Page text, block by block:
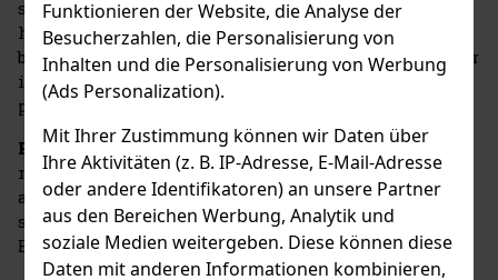
Funktionieren der Website, die Analyse der
Besucherzahlen, die Personalisierung von
Inhalten und die Personalisierung von Werbung
(Ads Personalization).
Mit Ihrer Zustimmung können wir Daten über
Ihre Aktivitäten (z. B. IP-Adresse, E-Mail-Adresse
oder andere Identifikatoren) an unsere Partner
aus den Bereichen Werbung, Analytik und
soziale Medien weitergeben. Diese können diese
Daten mit anderen Informationen kombinieren,
sich schnell einen Namen dank der Verbindung von
hochwertigen Düften, Eleganz und Innovation. Ein
bedeutender Meilenstein war auch die Einführung der
ikonischen runden Seife im Jahr 1879, die sowohl
praktisch als auch intensiv duftend war.
Roger & Galletkonzentrierte sich nach und nach
nicht nur auf Parfüms, sondern auch auf Seifen und
andere Körperpflegeprodukte. Typisch für die Marke
sind Lebensfreude, Sinn für Schönheit und die
Betonung traditioneller Handwerkskunst.